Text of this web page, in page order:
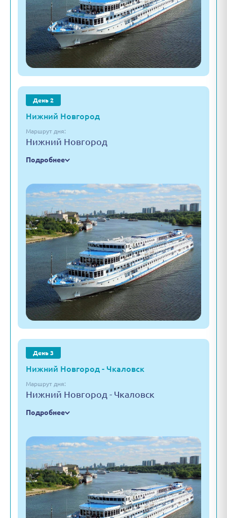
День 2
Нижний Новгород
Маршрут дня:
Нижний Новгород
Подробнее
День 3
Нижний Новгород - Чкаловск
Маршрут дня:
Нижний Новгород - Чкаловск
Подробнее